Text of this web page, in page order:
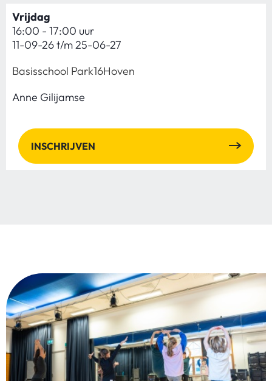
Vrijdag
16:00 - 17:00 uur
11-09-26 t/m 25-06-27
Basisschool Park16Hoven
Anne Gilijamse
INSCHRIJVEN